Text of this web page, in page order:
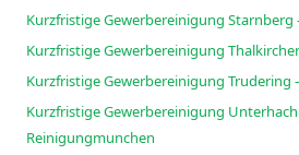
Kurzfristige Gewerbereinigung
Kurzfristige Gewerbereinigung
Kurzfristige Gewerbereinigung
Kurzfristige Gewerbereinigung
Reinigungmunchen